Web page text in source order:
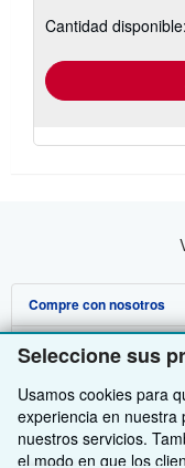
Seleccione sus
Usamos cookies para
experiencia en nuestra
nuestros servicios.
el modo en que los
Cantidad
Compre con nosotros
Búsqueda avanzada
Colecciones
Mi cuenta
Venda con nosotros
Comenzar a vender
Únase a nuestro
Sobre nosotros
Sobre IberLibro
Obtener Ayuda